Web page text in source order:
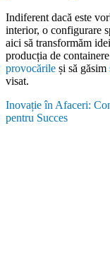
Indiferent dacă este
interior, o configurare
aici să transformăm
producția de
provocările și să găsim
visat.
Inovație în Afaceri:
pentru Succes